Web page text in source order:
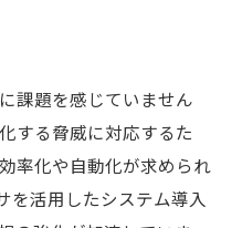
課題を感じていません
する脅威に対応するた
率化や自動化が求められ
を活用したシステム導入